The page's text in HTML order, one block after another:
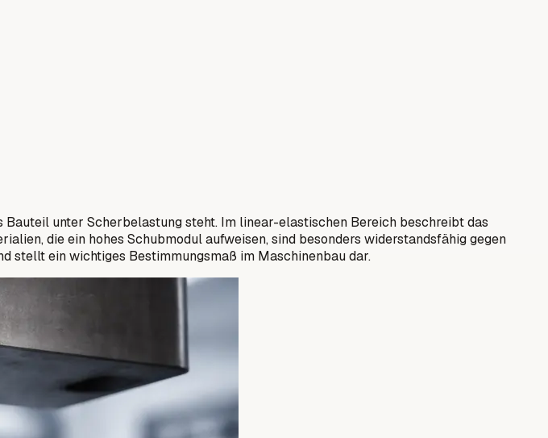
unter Scherbelastung steht. Im linear-elastischen Bereich beschreibt das
die ein hohes Schubmodul aufweisen, sind besonders widerstandsfähig gegen
stellt ein wichtiges Bestimmungsmaß im Maschinenbau dar.